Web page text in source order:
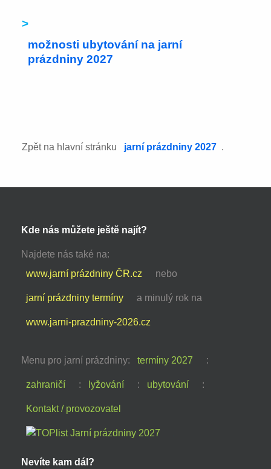
>
možnosti ubytování na jarní
prázdniny 2027
Zpět na hlavní stránku jarní prázdniny 2027 .
Kde nás můžete ještě najít?
Najdete nás také na:
www.jarní prázdniny ČR.cz
nebo
jarní prázdniny termíny a minulý rok na
www.jarni-prazdniny-2026.cz
Menu pro jarní prázdniny: termíny 2027 :
zahraničí : lyžování : ubytování :
Kontakt / provozovatel
Nevíte kam dál?